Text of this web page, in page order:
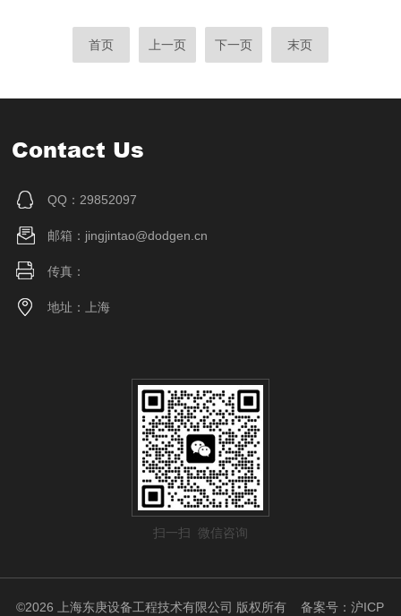
首页 上一页 下一页 末页
Contact Us
QQ：29852097
邮箱：jingjintao@dodgen.cn
传真：
地址：上海
扫一扫 微信咨询
©2026 上海东庚设备工程技术有限公司 版权所有备案号：沪ICP